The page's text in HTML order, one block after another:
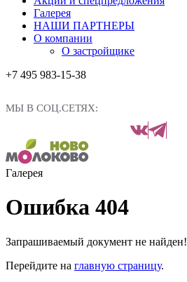
Галерея
НАШИ ПАРТНЕРЫ
О компании
О застройщике
+7 495 983-15-38
МЫ В СОЦ.СЕТЯХ:
Галерея
Ошибка 404
Запрашиваемый документ не найден!
Перейдите на главную страницу.